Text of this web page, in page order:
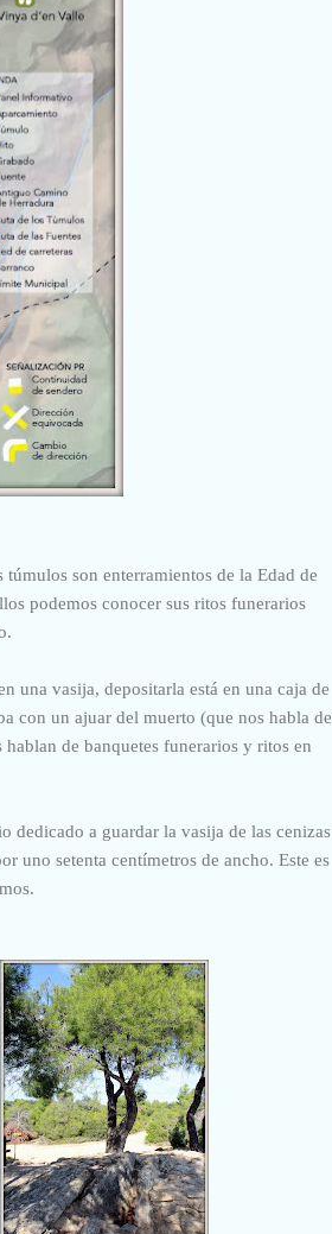
túmulos son enterramientos de la Edad de
podemos conocer sus ritos funerarios
una vasija, depositarla está en una caja de
con un ajuar del muerto (que nos habla de
de banquetes funerarios y ritos en
dedicado a guardar la vasija de las cenizas
uno setenta centímetros de ancho. Este es